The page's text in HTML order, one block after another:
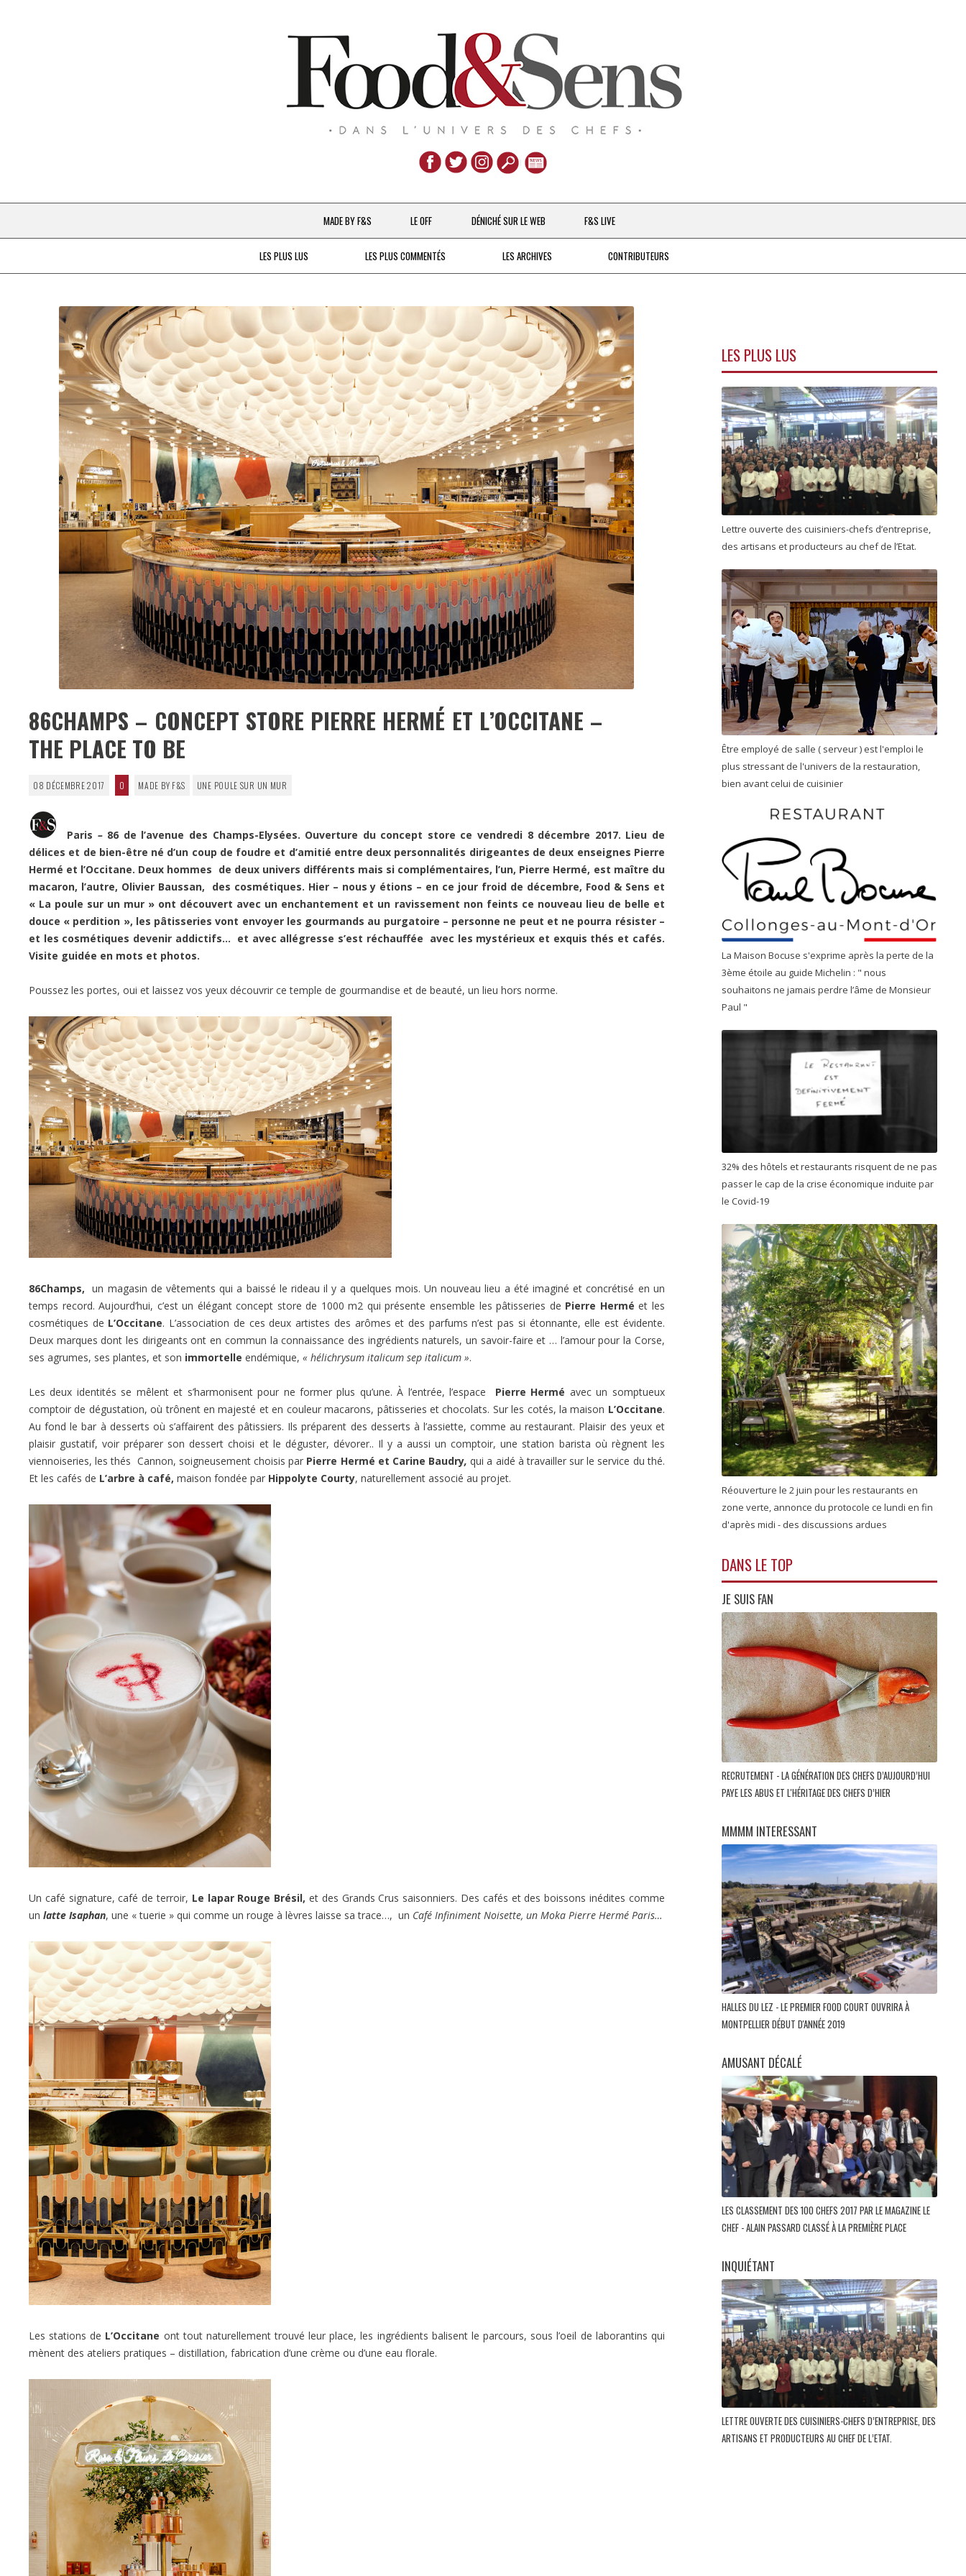
Aller
au
contenu
MADE BY F&S
CHEFS & ACTUALITÉS
À LA PETITE CUILLÈRE
DESTIN DE FEMME
V…DE VOYAGE
LE OFF DÉNICHÉ SUR LE WEB F&S LIVE
LES PLUS LUS LES PLUS COMMENTÉS LES ARCHIVES
DEPUIS 2016
CONTRIBUTEURS
86CHAMPS – CONCEPT STORE PIERRE HERMÉ ET L’OCCITANE –
THE PLACE TO BE
08 DÉCEMBRE 2017 0 MADE BY F&S UNE POULE SUR UN MUR
Paris – 86 de l’avenue des Champs-Elysées. Ouverture du concept store ce vendredi 8 décembre 2017. Lieu de
délices et de bien-être né d’un coup de foudre et d’amitié entre deux personnalités dirigeantes de deux enseignes Pierre
Hermé et l’Occitane. Deux hommes de deux univers différents mais si complémentaires, l’un, Pierre Hermé, est maître du
macaron, l’autre, Olivier Baussan, des cosmétiques. Hier – nous y étions – en ce jour froid de décembre, Food & Sens et
« La poule sur un mur » ont découvert avec un enchantement et un ravissement non feints ce nouveau lieu de belle et
douce « perdition », les pâtisseries vont envoyer les gourmands au purgatoire – personne ne peut et ne pourra résister –
et les cosmétiques devenir addictifs… et avec allégresse s’est réchauffée avec les mystérieux et exquis thés et cafés.
Visite guidée en mots et photos.
Poussez les portes, oui et laissez vos yeux découvrir ce temple de gourmandise et de beauté, un lieu hors norme.
86Champs, un magasin de vêtements qui a baissé le rideau il y a quelques mois. Un nouveau lieu a été imaginé et concrétisé en un
temps record. Aujourd’hui, c’est un élégant concept store de 1000 m2 qui présente ensemble les pâtisseries de Pierre Hermé et les
cosmétiques de L’Occitane. L’association de ces deux artistes des arômes et des parfums n’est pas si étonnante, elle est évidente.
Deux marques dont les dirigeants ont en commun la connaissance des ingrédients naturels, un savoir-faire et … l’amour pour la Corse,
ses agrumes, ses plantes, et son immortelle endémique, « hélichrysum italicum sep italicum ».
Les deux identités se mêlent et s’harmonisent pour ne former plus qu’une. À l’entrée, l’espace Pierre Hermé avec un somptueux
comptoir de dégustation, où trônent en majesté et en couleur macarons, pâtisseries et chocolats. Sur les cotés, la maison L’Occitane.
Au fond le bar à desserts où s’affairent des pâtissiers. Ils préparent des desserts à l’assiette, comme au restaurant. Plaisir des yeux et
plaisir gustatif, voir préparer son dessert choisi et le déguster, dévorer.. Il y a aussi un comptoir, une station barista où règnent les
viennoiseries, les thés Cannon, soigneusement choisis par Pierre Hermé et Carine Baudry, qui a aidé à travailler sur le service du thé.
Et les cafés de L’arbre à café, maison fondée par Hippolyte Courty, naturellement associé au projet.
Un café signature, café de terroir, Le lapar Rouge Brésil, et des Grands Crus saisonniers. Des cafés et des boissons inédites comme
un latte Isaphan, une « tuerie » qui comme un rouge à lèvres laisse sa trace…, un Café Infiniment Noisette, un Moka Pierre Hermé Paris…
Les stations de L’Occitane ont tout naturellement trouvé leur place, les ingrédients balisent le parcours, sous l’oeil de laborantins qui
mènent des ateliers pratiques – distillation, fabrication d’une crème ou d’une eau florale.
LES PLUS LUS
Lettre ouverte des cuisiniers-chefs d’entreprise,
des artisans et producteurs au chef de l’Etat.
Être employé de salle ( serveur ) est l'emploi le
plus stressant de l'univers de la restauration,
bien avant celui de cuisinier
La Maison Bocuse s'exprime après la perte de la
3ème étoile au guide Michelin : " nous
souhaitons ne jamais perdre l’âme de Monsieur
Paul "
32% des hôtels et restaurants risquent de ne pas
passer le cap de la crise économique induite par
le Covid-19
Réouverture le 2 juin pour les restaurants en
zone verte, annonce du protocole ce lundi en fin
d'après midi - des discussions ardues
DANS LE TOP
JE SUIS FAN
RECRUTEMENT - LA GÉNÉRATION DES CHEFS D’AUJOURD’HUI
PAYE LES ABUS ET L'HÉRITAGE DES CHEFS D’HIER
MMMM INTERESSANT
HALLES DU LEZ - LE PREMIER FOOD COURT OUVRIRA À
MONTPELLIER DÉBUT D'ANNÉE 2019
AMUSANT DÉCALÉ
LES CLASSEMENT DES 100 CHEFS 2017 PAR LE MAGAZINE LE
CHEF - ALAIN PASSARD CLASSÉ À LA PREMIÈRE PLACE
INQUIÉTANT
LETTRE OUVERTE DES CUISINIERS-CHEFS D’ENTREPRISE, DES
ARTISANS ET PRODUCTEURS AU CHEF DE L’ETAT.